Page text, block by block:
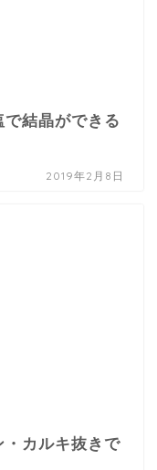
で結晶ができる
2019年2月8日
・カルキ抜きで